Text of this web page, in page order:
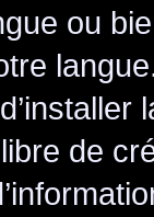
ou
de